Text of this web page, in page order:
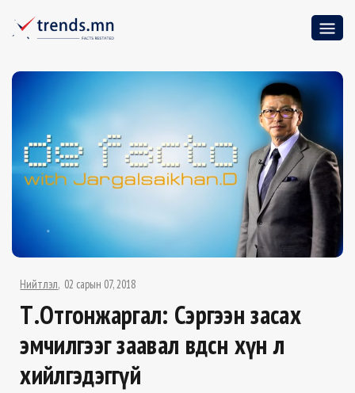
Нийтлэл 02 сарын 07, 2018
Т.Отгонжаргал: Сэргээн засах
эмчилгээг заавал өвдсөн хүн л
хийлгэдэггүй